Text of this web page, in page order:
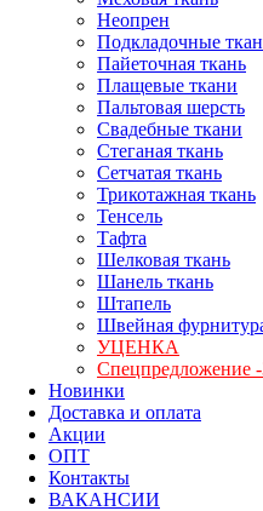
Неопрен
Подкладочные
Пайеточная ткань
Плащевые ткани
Пальтовая шерсть
Свадебные ткани
Стеганая ткань
Сетчатая ткань
Трикотажная ткань
Тенсель
Тафта
Шелковая ткань
Шанель ткань
Штапель
Швейная
УЦЕНКА
Спецпредложение
Новинки
Доставка и оплата
Акции
ОПТ
Контакты
ВАКАНСИИ